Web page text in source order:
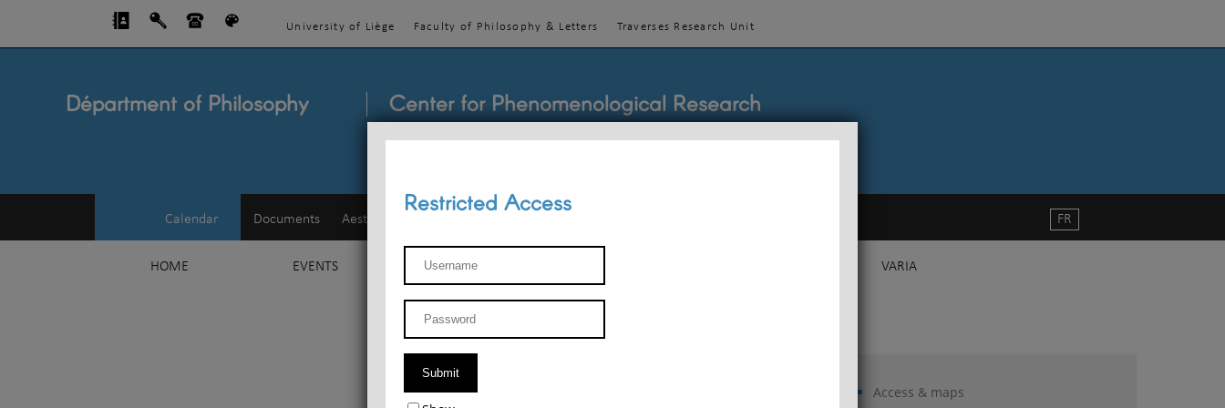
University of Liège Faculty of Philosophy & Letters Traverses Research Unit
Départment of Philosophy Center for Phenomenological Research
Calendar Documents Aesthetics
HOME EVENTS TEACHINGS VARIA
FR
Access & maps
Restricted Access